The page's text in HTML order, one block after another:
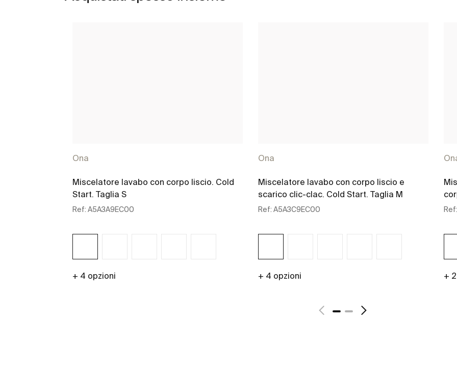
Ona
Miscelatore lavabo con corpo liscio. Cold
Start. Taglia S
Ref: A5A3A9EC00
+ 4 opzioni
Ona
Miscelatore lavabo con corpo liscio e
scarico clic-clac. Cold Start. Taglia M
Ref: A5A3C9EC00
+ 4 opzioni
Ref:
+